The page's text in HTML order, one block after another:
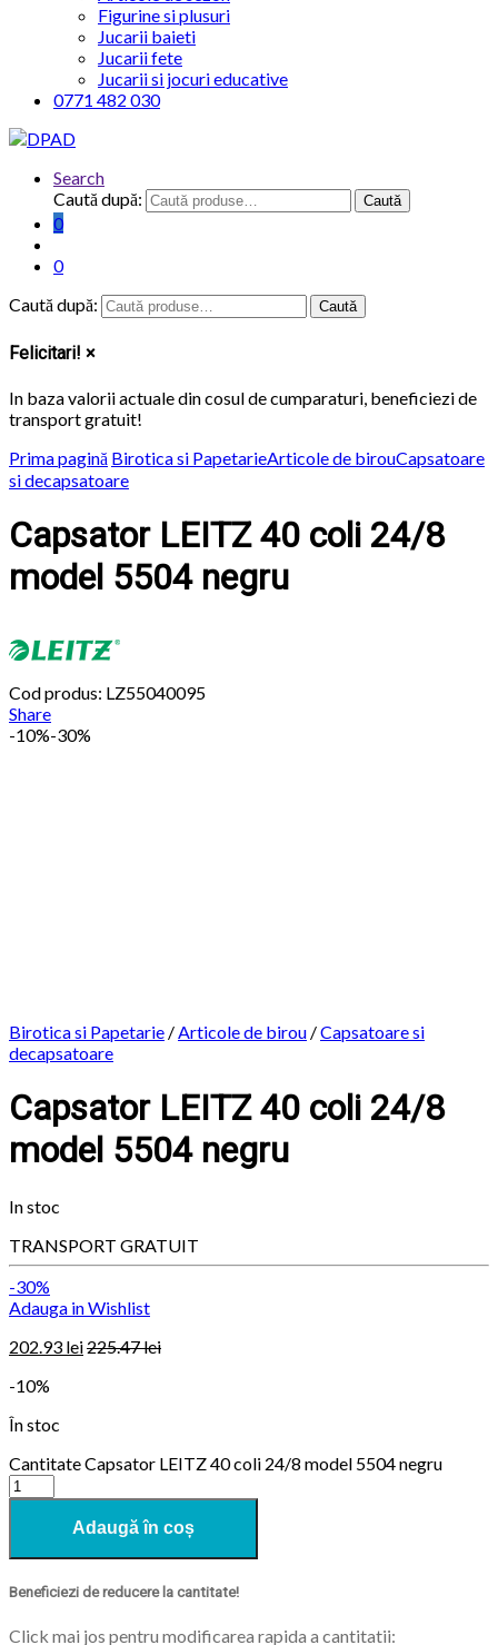
Figurine si plusuri
Jucarii baieti
Jucarii fete
Jucarii si jocuri educative
0771 482 030
Search
Caută după:
Caută
0
0
Caută după:
Caută
Felicitari! ×
In baza valorii actuale din cosul de cumparaturi, beneficiezi de
transportgratuit!
Prima pagină Birotica si PapetarieArticole de birouCapsatoare
si decapsatoare
Capsator LEITZ 40 coli 24/8
model 5504 negru
Cod produs: LZ55040095
Share
-10%-30%
Birotica si Papetarie / Articole de birou /Capsatoare si
decapsatoare
Capsator LEITZ 40 coli 24/8
model 5504 negru
In stoc
TRANSPORT GRATUIT
-30%
Adauga in Wishlist
202.93 lei225.47lei
-10%
În stoc
Cantitate Capsator LEITZ 40 coli 24/8 model 5504 negru
Adaugă în coș
Beneficiezi de reducere la cantitate!
Click mai jos pentru modificarea rapida a cantitatii: